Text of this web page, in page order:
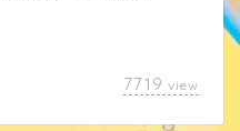
7719 view
カメラレンズ